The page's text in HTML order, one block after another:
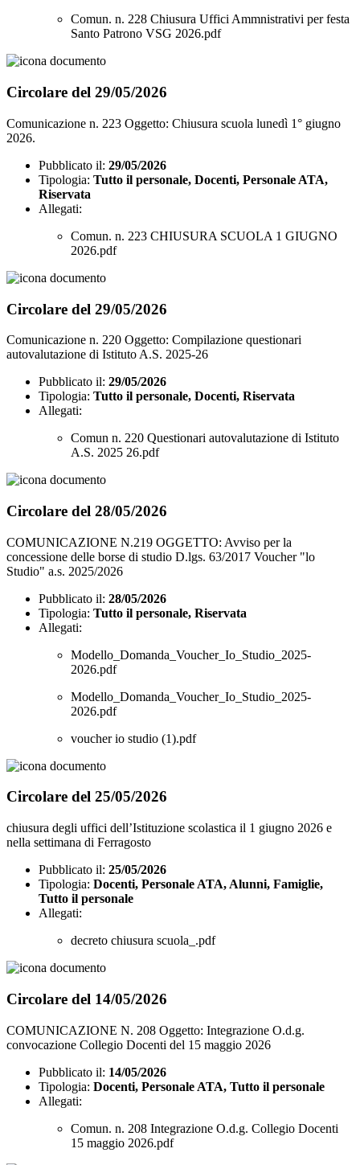
Comun. n. 228 Chiusura Uffici Ammnistrativi per festa
Santo Patrono VSG 2026.pdf
Circolare del 29/05/2026
Comunicazione n. 223 Oggetto: Chiusura scuola lunedì 1° giugno
2026.
Pubblicato il: 29/05/2026
Tipologia: Tutto il personale, Docenti, Personale ATA,
Riservata
Allegati:
Comun. n. 223 CHIUSURA SCUOLA 1 GIUGNO
2026.pdf
Circolare del 29/05/2026
Comunicazione n. 220 Oggetto: Compilazione questionari
autovalutazione di Istituto A.S. 2025-26
Pubblicato il: 29/05/2026
Tipologia: Tutto il personale, Docenti, Riservata
Allegati:
Comun n. 220 Questionari autovalutazione di Istituto
A.S. 2025 26.pdf
Circolare del 28/05/2026
COMUNICAZIONE N.219 OGGETTO: Avviso per la
concessione delle borse di studio D.lgs. 63/2017 Voucher "lo
Studio" a.s. 2025/2026
Pubblicato il: 28/05/2026
Tipologia: Tutto il personale, Riservata
Allegati:
Modello_Domanda_Voucher_Io_Studio_2025-
2026.pdf
Modello_Domanda_Voucher_Io_Studio_2025-
2026.pdf
voucher io studio (1).pdf
Circolare del 25/05/2026
chiusura degli uffici dell’Istituzione scolastica il 1 giugno 2026 e
nella settimana di Ferragosto
Pubblicato il: 25/05/2026
Tipologia: Docenti, Personale ATA, Alunni, Famiglie,
Tutto il personale
Allegati:
decreto chiusura scuola_.pdf
Circolare del 14/05/2026
COMUNICAZIONE N. 208 Oggetto: Integrazione O.d.g.
convocazione Collegio Docenti del 15 maggio 2026
Pubblicato il: 14/05/2026
Tipologia: Docenti, Personale ATA, Tutto il personale
Allegati:
Comun. n. 208 Integrazione O.d.g. Collegio Docenti
15 maggio 2026.pdf